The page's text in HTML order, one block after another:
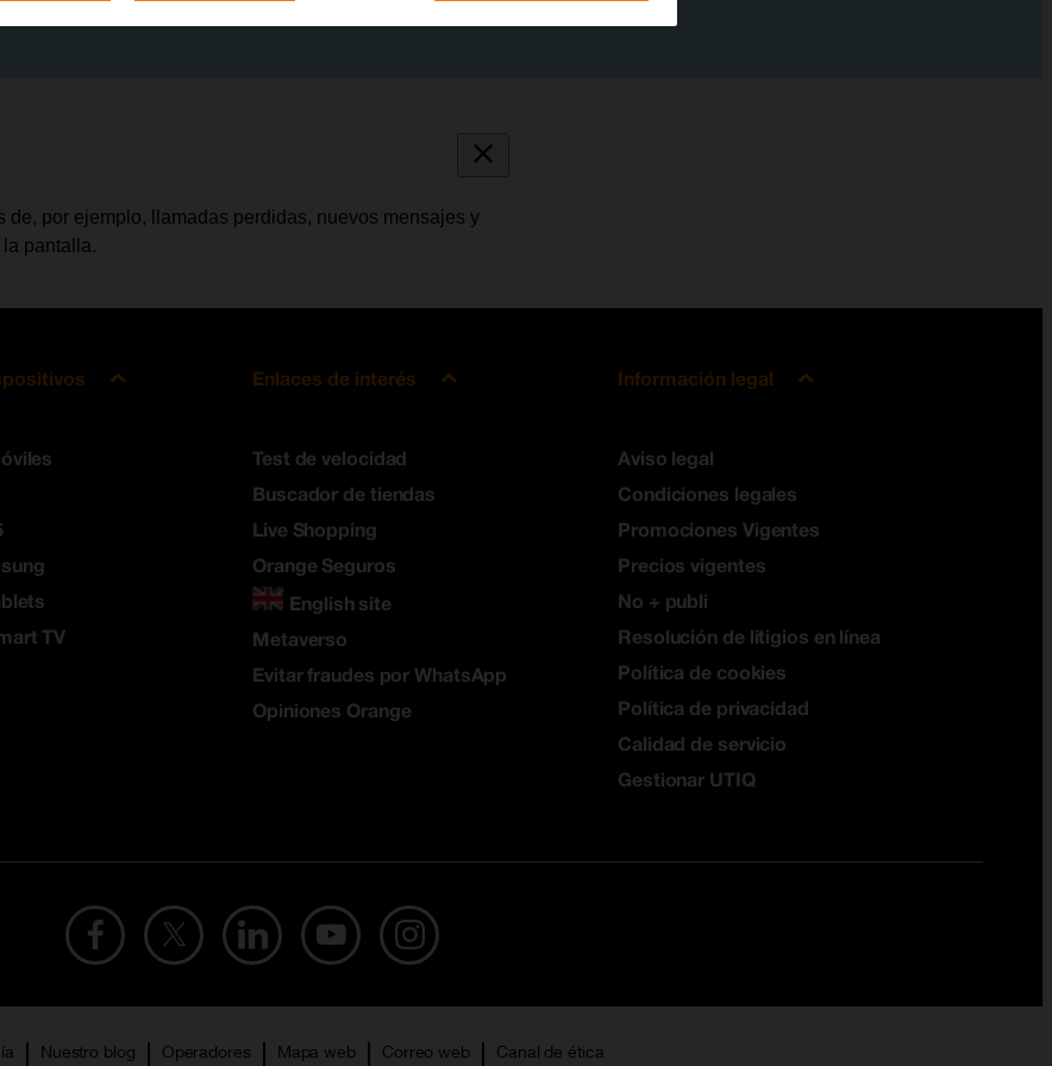
por ejemplo, llamadas perdidas, nuevos mensajes y
pantalla.
TV
Enlaces de interés
Test de velocidad
Buscador de tiendas
Live Shopping
Orange Seguros
English site
Metaverso
Evitar fraudes por WhatsApp
Opiniones Orange
Información legal
Aviso legal
Condiciones legales
Promociones Vigentes
Precios vigentes
No + publi
Resolución de litigios en línea
Política de cookies
Política de privacidad
Calidad de servicio
Gestionar UTIQ
Nuestro blog Operadores Mapa web Correo web Canal de ética